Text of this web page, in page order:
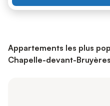
Appartements les plus
Chapelle-devant-Bruyères